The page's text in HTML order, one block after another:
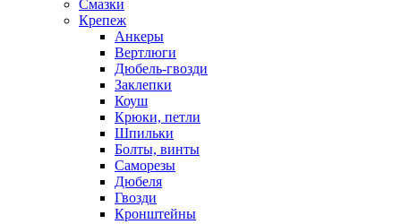
Смазки
Крепеж
Анкеры
Вертлюги
Дюбель-гвозди
Заклепки
Коуш
Крюки, петли
Шпильки
Болты, винты
Саморезы
Дюбеля
Гвозди
Кронштейны